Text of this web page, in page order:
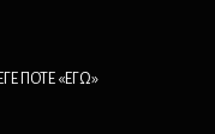
ΠΟΤΕ «ΕΓΩ»